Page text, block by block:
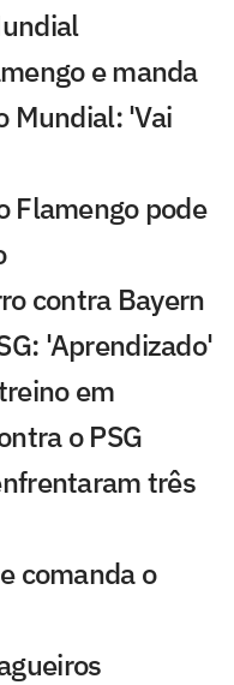
e manda
Mundial: 'Vai
Flamengo pode
contra Bayern
'Aprendizado'
em
o PSG
três
comanda o